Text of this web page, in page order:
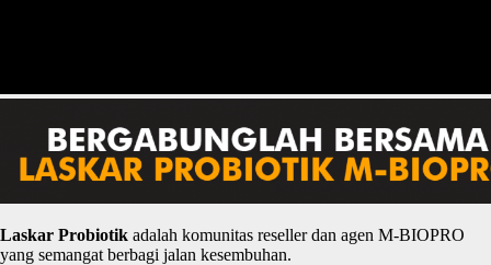
Laskar Probiotik adalah komunitas reseller dan agen M-BIOPRO
yang semangat berbagi jalan kesembuhan.